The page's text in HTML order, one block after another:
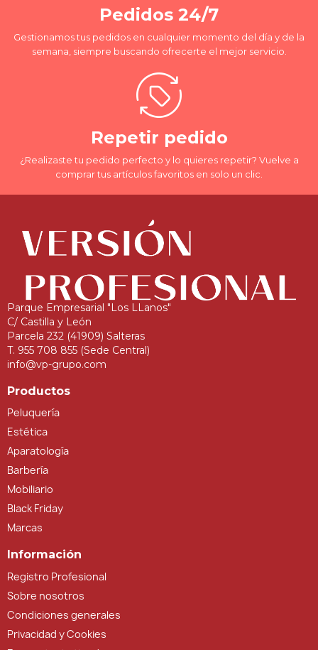
Pedidos 24/7
Gestionamos tus pedidos en cualquier momento del día y de la
semana, siempre buscando ofrecerte el mejor servicio.
Repetir pedido
¿Realizaste tu pedido perfecto y lo quieres repetir? Vuelve a
comprar tus artículos favoritos en solo un clic.
Parque Empresarial "Los LLanos"
C/ Castilla y León
Parcela 232 (41909) Salteras
T. 955 708 855 (Sede Central)
info@vp-grupo.com
Productos
Peluquería
Estética
Aparatología
Barbería
Mobiliario
Black Friday
Marcas
Información
Registro Profesional
Sobre nosotros
Condiciones generales
Privacidad y Cookies